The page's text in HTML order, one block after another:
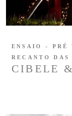
CIBELE
ENSAIO - PRÉ
RECANTO